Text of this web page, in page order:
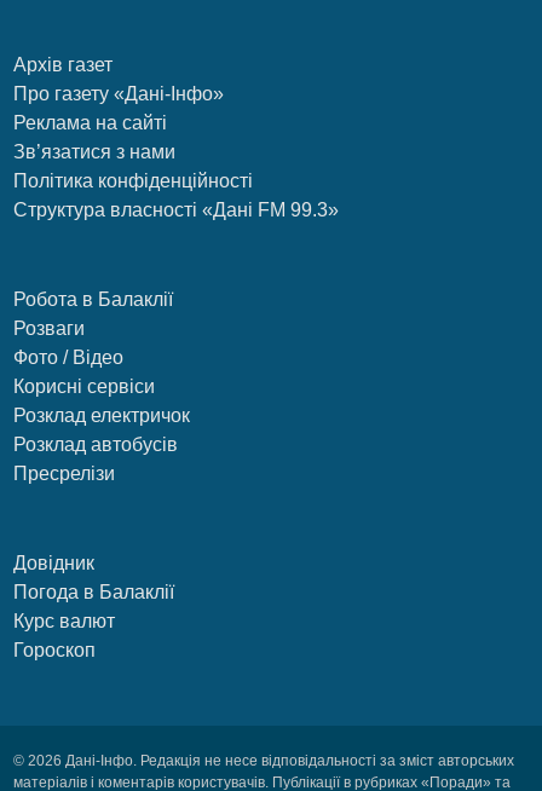
Архів газет
Про газету «Дані-Інфо»
Реклама на сайті
Зв’язатися з нами
Політика конфіденційності
Структура власності «Дані FM 99.3»
Робота в Балаклії
Розваги
Фото / Відео
Корисні сервіси
Розклад електричок
Розклад автобусів
Пресрелізи
Довідник
Погода в Балаклії
Курс валют
Гороскоп
© 2026 Дані-Інфо. Редакція не несе відповідальності за зміст авторських
матеріалів і коментарів користувачів. Публікації в рубриках «Поради» та